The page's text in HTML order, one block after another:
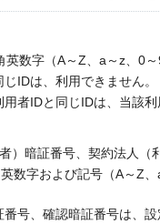
英数字（A～Z、a～z、0～
IDは、利用できません。
者IDと同じIDは、当該
）暗証番号、契約法人（
英数字および記号（A～Z
番号、確認暗証番号は、設